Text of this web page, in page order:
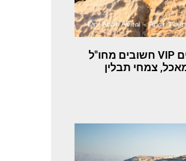
סיור הישרדות לאורחים VIP חשובים מחו"ל
צמחי תבלין